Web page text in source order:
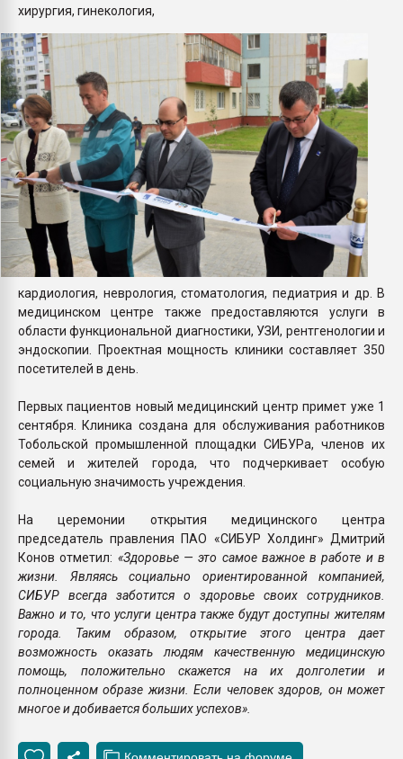
хирургия, гинекология,
кардиология, неврология, стоматология, педиатрия и др. В
медицинском центре также предоставляются услуги в
области функциональной диагностики, УЗИ, рентгенологии и
эндоскопии. Проектная мощность клиники составляет 350
посетителей в день.
Первых пациентов новый медицинский центр примет уже 1
сентября. Клиника создана для обслуживания работников
Тобольской промышленной площадки СИБУРа, членов их
семей и жителей города, что подчеркивает особую
социальную значимость учреждения.
На церемонии открытия медицинского центра
председатель правления ПАО «СИБУР Холдинг» Дмитрий
Конов отметил: «Здоровье — это самое важное в работе и в
жизни. Являясь социально ориентированной компанией,
СИБУР всегда заботится о здоровье своих сотрудников.
Важно и то, что услуги центра также будут доступны жителям
города. Таким образом, открытие этого центра дает
возможность оказать людям качественную медицинскую
помощь, положительно скажется на их долголетии и
полноценном образе жизни. Если человек здоров, он может
многое и добивается больших успехов».